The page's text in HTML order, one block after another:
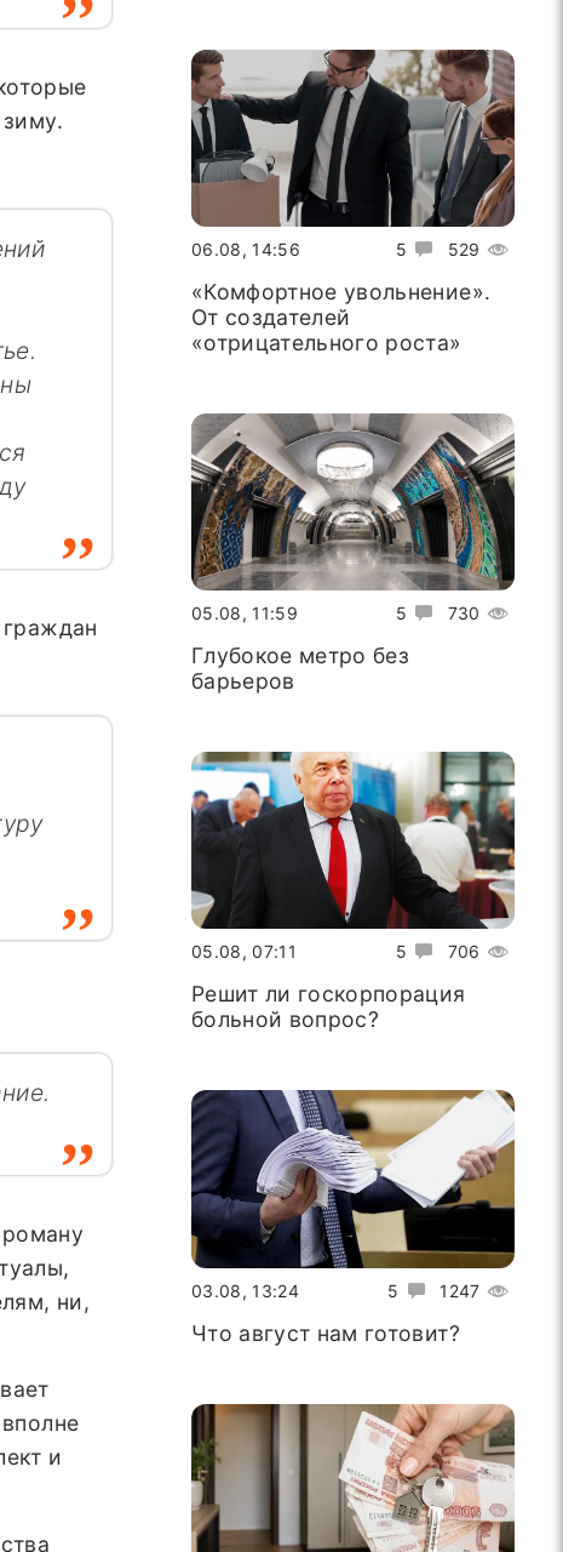
ни,
и
5 529
06.08, 14:56
«Комфортное увольнение».
От создателей
«отрицательного роста»
5 730
05.08, 11:59
Глубокое метро без
барьеров
5 706
05.08, 07:11
Решит ли госкорпорация
больной вопрос?
5 1247
03.08, 13:24
Что август нам готовит?